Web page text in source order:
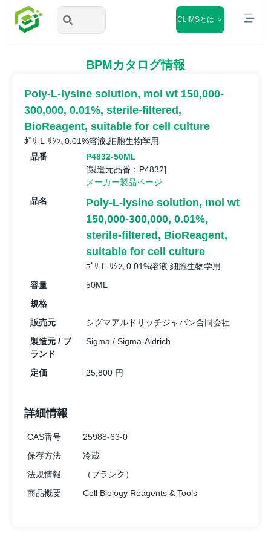
CLIMSとは ＞
BPMカタログ情報
Poly-L-lysine solution, mol wt 150,000-
300,000, 0.01%, sterile-filtered,
BioReagent, suitable for cell culture
ﾎﾟﾘ-L-ﾘｼﾝ､0.01%溶液,細胞生物学用
品番
P4832-50ML
[製造元品番：P4832]
メーカー製品ページ
品名
Poly-L-lysine solution, mol wt
150,000-300,000, 0.01%,
sterile-filtered, BioReagent,
suitable for cell culture
ﾎﾟﾘ-L-ﾘｼﾝ､0.01%溶液,細胞生物学用
容量
50ML
規格
販売元
シグマアルドリッチジャパン合同会社
製造元 / ブ
ランド
Sigma / Sigma-Aldrich
定価 25,800 円
詳細情報
CAS番号
25988-63-0
保存方法
冷蔵
法規情報
（ブランク）
商品概要
Cell Biology Reagents & Tools